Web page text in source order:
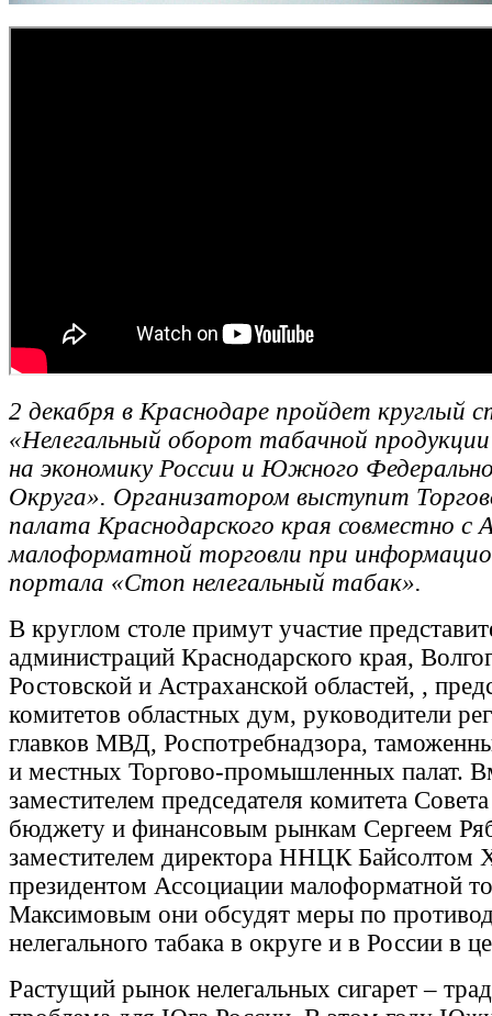
2 декабря в Краснодаре пройдет круглый
«Нелегальный оборот табачной продукции
на экономику России и Южного
Округа». Организатором выступит
палата Краснодарского края совместно с
малоформатной торговли при
портала «Стоп нелегальный табак».
В круглом столе примут участие
администраций Краснодарского края,
Ростовской и Астраханской областей, ,
комитетов областных дум, руководители
главков МВД, Роспотребнадзора,
и местных Торгово-промышленных палат.
заместителем председателя комитета
бюджету и финансовым рынкам Сергеем
заместителем директора ННЦК Байсолтом
президентом Ассоциации малоформатной
Максимовым они обсудят меры по
нелегального табака в округе и в России в
Растущий рынок нелегальных сигарет –